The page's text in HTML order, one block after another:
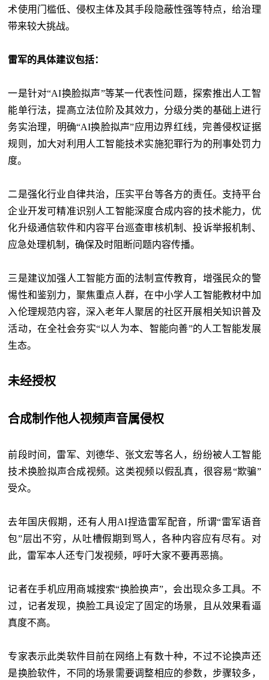
术使用门槛低、侵权主体及其手段隐蔽性强等特点，给治理
带来较大挑战。
雷军的具体建议包括：
一是针对“AI换脸拟声”等某一代表性问题，探索推出人工智
能单行法，提高立法位阶及其效力，分级分类的基础上进行
务实治理，明确“AI换脸拟声”应用边界红线，完善侵权证据
规则，加大对利用人工智能技术实施犯罪行为的刑事处罚力
度。
二是强化行业自律共治，压实平台等各方的责任。支持平台
企业开发可精准识别人工智能深度合成内容的技术能力，优
化升级通信软件和内容平台巡查审核机制、投诉举报机制、
应急处理机制，确保及时阻断问题内容传播。
三是建议加强人工智能方面的法制宣传教育，增强民众的警
惕性和鉴别力，聚焦重点人群，在中小学人工智能教材中加
入伦理规范内容，深入老年人聚居的社区开展相关知识普及
活动，在全社会夯实“以人为本、智能向善”的人工智能发展
生态。
未经授权
合成制作他人视频声音属侵权
前段时间，雷军、刘德华、张文宏等名人，纷纷被人工智能
技术换脸拟声合成视频。这类视频以假乱真，很容易“欺骗”
受众。
去年国庆假期，还有人用AI捏造雷军配音，所谓“雷军语音
包”层出不穷，从吐槽假期到骂人，各种内容应有尽有。对
此，雷军本人还专门发视频，呼吁大家不要再恶搞。
记者在手机应用商城搜索“换脸换声”，会出现众多工具。不
过，记者发现，换脸工具设定了固定的场景，且从效果看逼
真度不高。
专家表示此类软件目前在网络上有数十种，不过不论换声还
是换脸软件，不同的场景需要调整相应的参数，步骤较多，